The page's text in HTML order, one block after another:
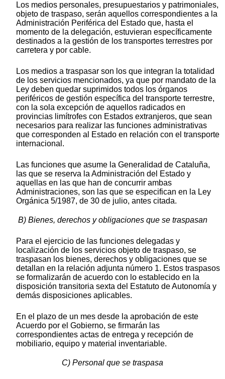
Los medios personales, presupuestarios y patrimoniales,
objeto de traspaso, serán aquellos correspondientes a la
Administración Periférica del Estado que, hasta el
momento de la delegación, estuvieran específicamente
destinados a la gestión de los transportes terrestres por
carretera y por cable.
Los medios a traspasar son los que integran la totalidad
de los servicios mencionados, ya que por mandato de la
Ley deben quedar suprimidos todos los órganos
periféricos de gestión específica del transporte terrestre,
con la sola excepción de aquellos radicados en
provincias limítrofes con Estados extranjeros, que sean
necesarios para realizar las funciones administrativas
que corresponden al Estado en relación con el transporte
internacional.
Las funciones que asume la Generalidad de Cataluña,
las que se reserva la Administración del Estado y
aquellas en las que han de concurrir ambas
Administraciones, son las que se especifican en la Ley
Orgánica 5/1987, de 30 de julio, antes citada.
B) Bienes, derechos y obligaciones que se traspasan
Para el ejercicio de las funciones delegadas y
localización de los servicios objeto de traspaso, se
traspasan los bienes, derechos y obligaciones que se
detallan en la relación adjunta número 1. Estos traspasos
se formalizarán de acuerdo con lo establecido en la
disposición transitoria sexta del Estatuto de Autonomía y
demás disposiciones aplicables.
En el plazo de un mes desde la aprobación de este
Acuerdo por el Gobierno, se firmarán las
correspondientes actas de entrega y recepción de
mobiliario, equipo y material inventariable.
C) Personal que se traspasa